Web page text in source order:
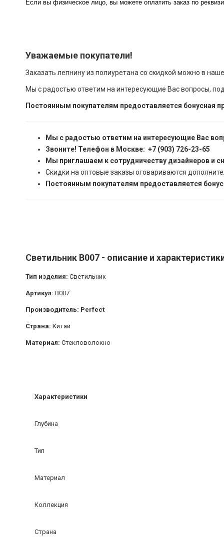
Если вы физическое лицо, вы можете оплатить заказ по
Уважаемые покупатели!
Заказать лепнину из полиуретана со скидкой можно в
Мы с радостью ответим на интересующие Вас вопросы,
Постоянным покупателям предоставляется бонусная
Мы с радостью ответим на интересующие Вас
Звоните! Телефон в Москве: +7 (903) 726-23-65
Мы приглашаем к сотрудничеству дизайнеров и
Скидки на оптовые заказы оговариваются
Постоянным покупателям предоставляется
Светильник B007 - описание и
Тип изделия: Светильник
Артикул: B007
Производитель: Perfect
Страна: Китай
Материал: Стекловолокно
Характеристики
Глубина
Тип
Материал
Коллекция
Страна